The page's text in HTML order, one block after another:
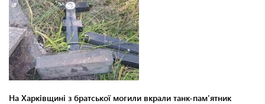
На Харківщині з братської могили вкрали танк-пам'ятник